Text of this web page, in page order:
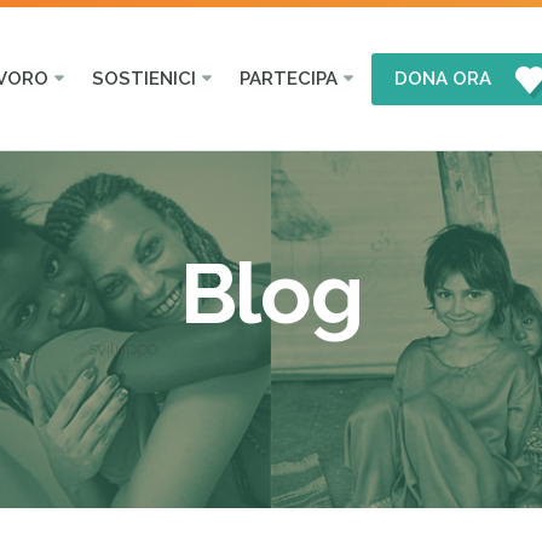
SOSTIENICI PARTECIPA DONA ORA
Blog
sviluppo